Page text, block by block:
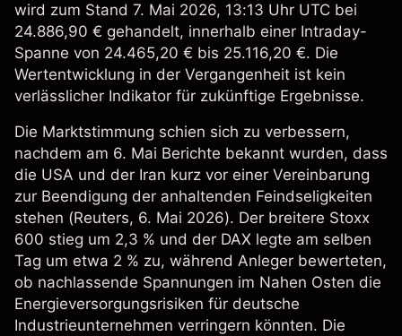
wird zum Stand 7. Mai 2026, 13:13 Uhr UTC bei
24.886,90 € gehandelt, innerhalb einer Intraday-
Spanne von 24.465,20 € bis 25.116,20 €. Die
Wertentwicklung in der Vergangenheit ist kein
verlässlicher Indikator für zukünftige Ergebnisse.
Die Marktstimmung schien sich zu verbessern,
nachdem am 6. Mai Berichte bekannt wurden, dass
die USA und der Iran kurz vor einer Vereinbarung
zur Beendigung der anhaltenden Feindseligkeiten
stehen (Reuters, 6. Mai 2026). Der breitere Stoxx
600 stieg um 2,3 % und der DAX legte am selben
Tag um etwa 2 % zu, während Anleger bewerteten,
ob nachlassende Spannungen im Nahen Osten die
Energieversorgungsrisiken für deutsche
Industrieunternehmen verringern könnten. Die